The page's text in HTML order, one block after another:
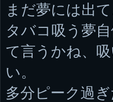
まだ夢には出
タバコ吸う夢
て言うかね、
い。
多分ピーク過ぎ